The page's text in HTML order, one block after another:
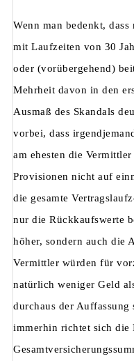
Wenn man bedenkt,
mit Laufzeiten von 30
oder (vorübergehend)
Mehrheit davon in den
Ausmaß des Skandals
vorbei, dass
am ehesten die
Provisionen nicht auf
die gesamte
nur die Rückkaufswerte
höher, sondern auch die
Vermittler würden für
natürlich weniger Geld
durchaus der Auffassung
immerhin richtet sich die